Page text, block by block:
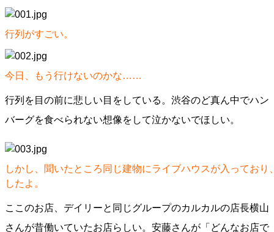
行列がすごい。
今日、もう行けないのかな……
行列を目の前に悲しい目をしている。渋谷のど真ん中でハン
バーグを食べられない想像をして泣かないでほしい。
しかし、聞いたところ同じ建物にライブハウスが入ってお
したよ。
ここのお店、デイリーと同じグループのカルカルの店長横山
さんが昔働いていたお店らしい。安藤さんが「どんなお店で